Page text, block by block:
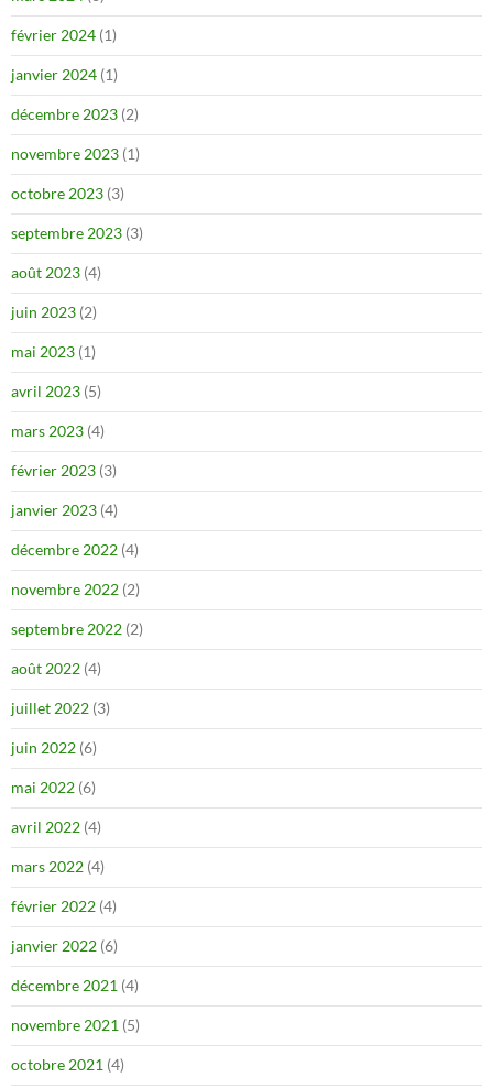
février 2024 (1)
janvier 2024 (1)
décembre 2023 (2)
novembre 2023 (1)
octobre 2023 (3)
septembre 2023 (3)
août 2023 (4)
juin 2023 (2)
mai 2023 (1)
avril 2023 (5)
mars 2023 (4)
février 2023 (3)
janvier 2023 (4)
décembre 2022 (4)
novembre 2022 (2)
septembre 2022 (2)
août 2022 (4)
juillet 2022 (3)
juin 2022 (6)
mai 2022 (6)
avril 2022 (4)
mars 2022 (4)
février 2022 (4)
janvier 2022 (6)
décembre 2021 (4)
novembre 2021 (5)
octobre 2021 (4)